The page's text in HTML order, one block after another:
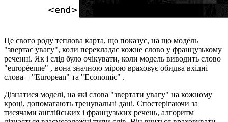
Це свого роду теплова карта, що показує, на що модель
"звертає увагу", коли перекладає кожне слово у французькому
реченні. Як і слід було очікувати, коли модель виводить слово
"européenne" , вона значною мірою враховує обидва вхідні
слова – "European" та "Economic" .
Дізнатися моделі, на які слова "звертати увагу" на кожному
кроці, допомагають тренувальні дані. Спостерігаючи за
тисячами англійських і французьких речень, алгоритм